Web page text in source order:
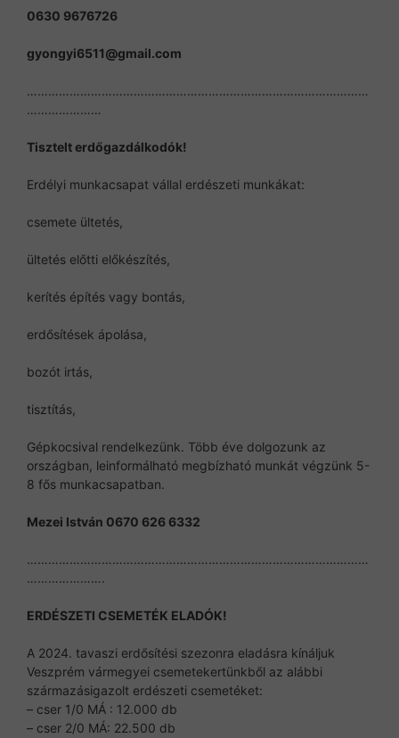
0630 9676726
gyongyi6511@gmail.com
……………………………………………………………………………………
…………………
Tisztelt erdőgazdálkodók!
Erdélyi munkacsapat vállal erdészeti munkákat:
csemete ültetés,
ültetés előtti előkészítés,
kerítés építés vagy bontás,
erdősítések ápolása,
bozót irtás,
tisztítás,
Gépkocsival rendelkezünk. Több éve dolgozunk az
országban, leinformálható megbízható munkát végzünk 5-
8 fős munkacsapatban.
Mezei István 0670 626 6332
……………………………………………………………………………………
………………….
ERDÉSZETI CSEMETÉK ELADÓK!
A 2024. tavaszi erdősítési szezonra eladásra kínáljuk
Veszprém vármegyei csemetekertünkből az alábbi
származásigazolt erdészeti csemetéket:
– cser 1/0 MÁ : 12.000 db
– cser 2/0 MÁ: 22.500 db